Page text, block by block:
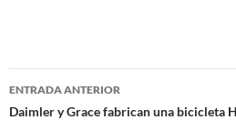
Navegación
de
ENTRADA ANTERIOR
Daimler y Grace fabrican una bicicleta